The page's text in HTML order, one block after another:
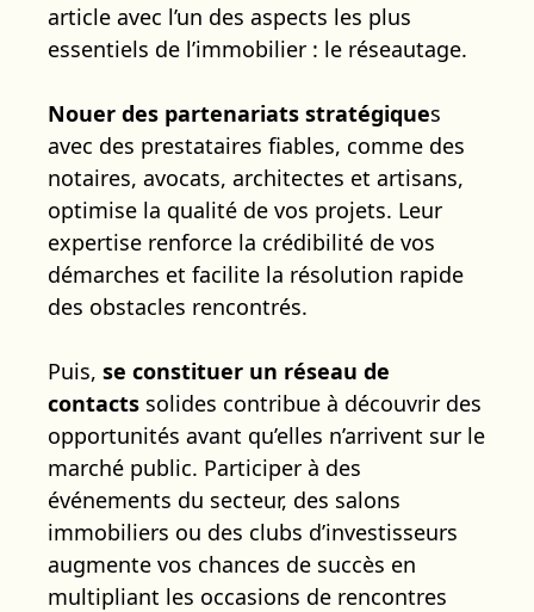
article avec l’un des aspects les plus
essentiels de l’immobilier : le réseautage.
Nouer des partenariats stratégiques
avec des prestataires fiables, comme des
notaires, avocats, architectes et artisans,
optimise la qualité de vos projets. Leur
expertise renforce la crédibilité de vos
démarches et facilite la résolution rapide
des obstacles rencontrés.
Puis, se constituer un réseau de
contacts solides contribue à découvrir des
opportunités avant qu’elles n’arrivent sur le
marché public. Participer à des
événements du secteur, des salons
immobiliers ou des clubs d’investisseurs
augmente vos chances de succès en
multipliant les occasions de rencontres